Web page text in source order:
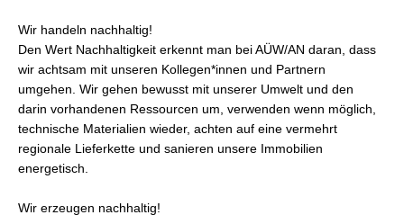
Wir handeln nachhaltig!
Den Wert Nachhaltigkeit erkennt man bei AÜW/AN daran, dass
wir achtsam mit unseren Kollegen*innen und Partnern
umgehen. Wir gehen bewusst mit unserer Umwelt und den
darin vorhandenen Ressourcen um, verwenden wenn möglich,
technische Materialien wieder, achten auf eine vermehrt
regionale Lieferkette und sanieren unsere Immobilien
energetisch.
Wir erzeugen nachhaltig!